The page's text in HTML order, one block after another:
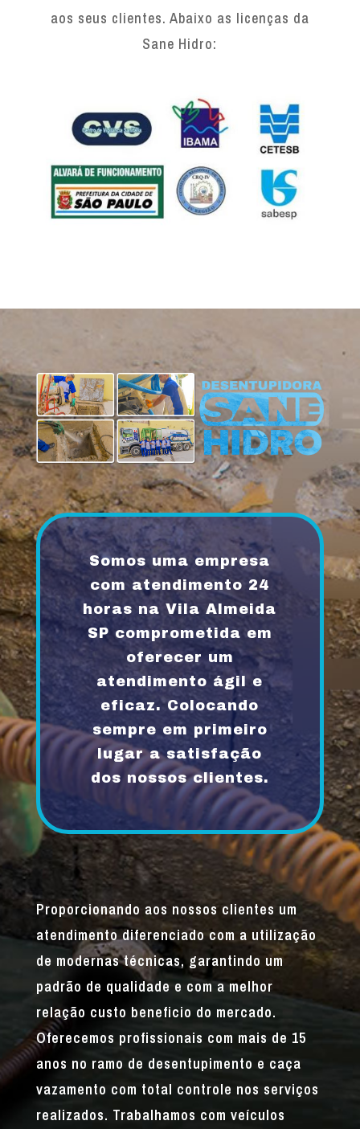
aos seus clientes. Abaixo as licenças da
Sane Hidro:
Somos uma empresa
com atendimento 24
horas na Vila Almeida
SP comprometida em
oferecer um
atendimento ágil e
eficaz. Colocando
sempre em primeiro
lugar a satisfação
dos nossos clientes.
Proporcionando aos nossos clientes um
atendimento diferenciado com a utilização
de modernas técnicas, garantindo um
padrão de qualidade e com a melhor
relação custo beneficio do mercado.
Oferecemos profissionais com mais de 15
anos no ramo de desentupimento e caça
vazamento com total controle nos serviços
realizados. Trabalhamos com veículos